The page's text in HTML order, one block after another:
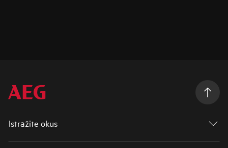
Istražite okus